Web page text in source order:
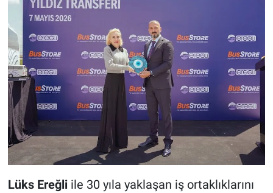
Lüks Ereğliile 30 yıla yaklaşan iş ortaklıklarını